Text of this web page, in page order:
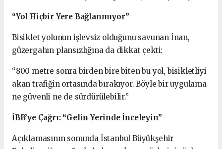
“Yol Hiçbir Yere Bağlanmıyor”
Bisiklet yolunun işlevsiz olduğunu savunan İnan,
güzergahın plansızlığına da dikkat çekti:
“800 metre sonra birden bire biten bu yol, bisikletliyi
akan trafiğin ortasında bırakıyor. Böyle bir uygulama
ne güvenli ne de sürdürülebilir.”
İBB’ye Çağrı: “Gelin Yerinde İnceleyin”
Açıklamasının sonunda İstanbul Büyükşehir